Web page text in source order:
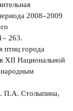
2008–2009
263.
птиц города
ХII Национальной
П.А. Столыпина,